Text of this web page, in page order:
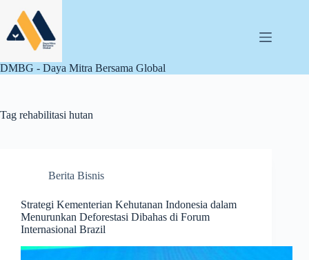
content
DMBG - Daya Mitra Bersama Global
Tag rehabilitasi hutan
Berita Bisnis
Strategi Kementerian Kehutanan Indonesia dalam
Menurunkan Deforestasi Dibahas di Forum
Internasional Brazil